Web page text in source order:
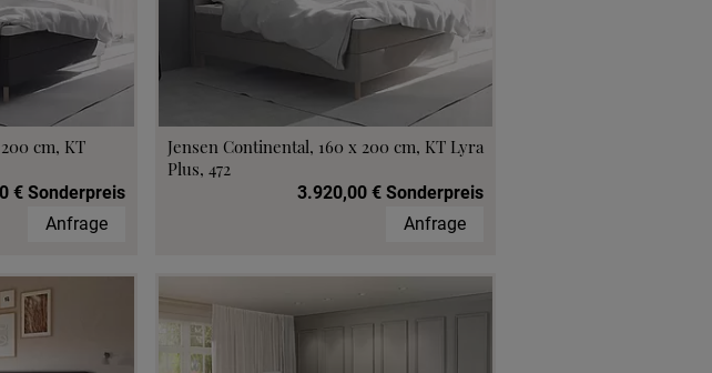
cm, KT
€ Sonderpreis
Anfrage
Jensen Continental, 160 x 200 cm, KT Lyra
Plus, 472
3.920,00 € Sonderpreis
Anfrage